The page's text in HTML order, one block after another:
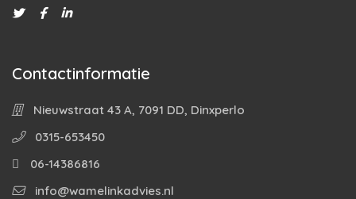
Contactinformatie
Nieuwstraat 43 A, 7091 DD, Dinxperlo
0315-653450
06-14386816
info@wamelinkadvies.nl